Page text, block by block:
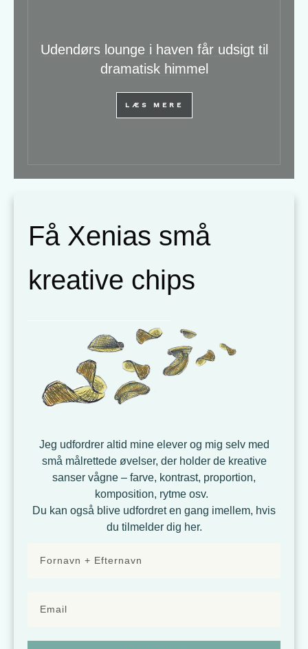
Udendørs lounge i haven får udsigt til
dramatisk himmel
LÆS MERE
Få Xenias små
kreative chips
Jeg udfordrer altid mine elever og mig selv med
små målrettede øvelser, der holder de kreative
sanser vågne – farve, kontrast, proportion,
komposition, rytme osv.
Du kan også blive udfordret en gang imellem, hvis
du tilmelder dig her.